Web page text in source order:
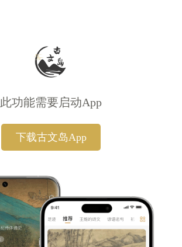
此功能需要启动App
下载古文岛App